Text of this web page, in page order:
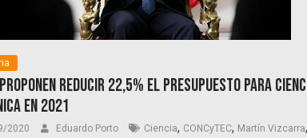
reducir 22,5% el presupuesto para
en 2021
2020 Eduardo Porto Ciencia, CONCyTEC, Martín Vizcarra,